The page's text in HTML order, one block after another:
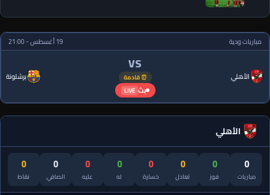
مباريات ودية 19 أغسطس - 21:00
الأهلي
VS
⏰ قادمة
بث LIVE
برشلونة
الأهلي
0
مباريات
0
فوز
0
تعادل
0
خسارة
0
له
0
عليه
0
الصافي
0
نقاط